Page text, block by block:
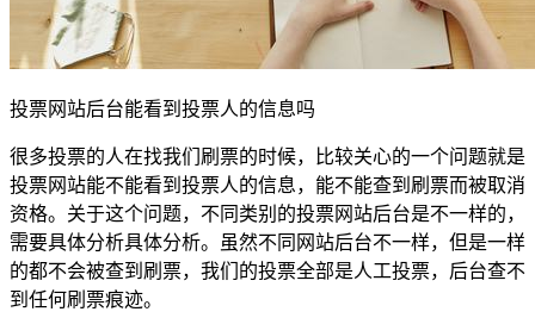
投票网站后台能看到投票人的信息吗
很多投票的人在找我们刷票的时候，比较关心的一个问题就是
投票网站能不能看到投票人的信息，能不能查到刷票而被取消
资格。关于这个问题，不同类别的投票网站后台是不一样的，
需要具体分析具体分析。虽然不同网站后台不一样，但是一样
的都不会被查到刷票，我们的投票全部是人工投票，后台查不
到任何刷票痕迹。